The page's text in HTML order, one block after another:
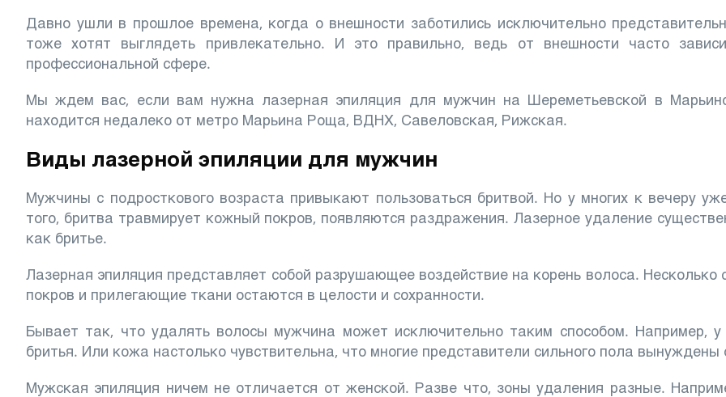
Давно ушли в прошлое времена, когда о внешности заботились исключительно
тоже хотят выглядеть привлекательно. И это правильно, ведь от внешности часто
профессиональной сфере.
Мы ждем вас, если вам нужна лазерная эпиляция для мужчин на Шереметьевской в
находится недалеко от метро Марьина Роща, ВДНХ, Савеловская, Рижская.
Виды лазерной эпиляции для мужчин
Мужчины с подросткового возраста привыкают пользоваться бритвой. Но у многих к вечеру
того, бритва травмирует кожный покров, появляются раздражения. Лазерное удаление
как бритье.
Лазерная эпиляция представляет собой разрушающее воздействие на корень волоса.
покров и прилегающие ткани остаются в целости и сохранности.
Бывает так, что удалять волосы мужчина может исключительно таким способом. Например,
бритья. Или кожа настолько чувствительна, что многие представители сильного пола
Мужская эпиляция ничем не отличается от женской. Разве что, зоны удаления разные.